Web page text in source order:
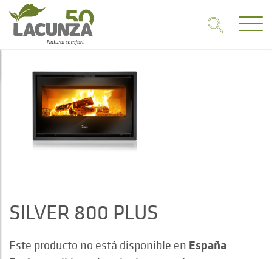
SILVER 800 PLUS
Este producto no está disponible en España